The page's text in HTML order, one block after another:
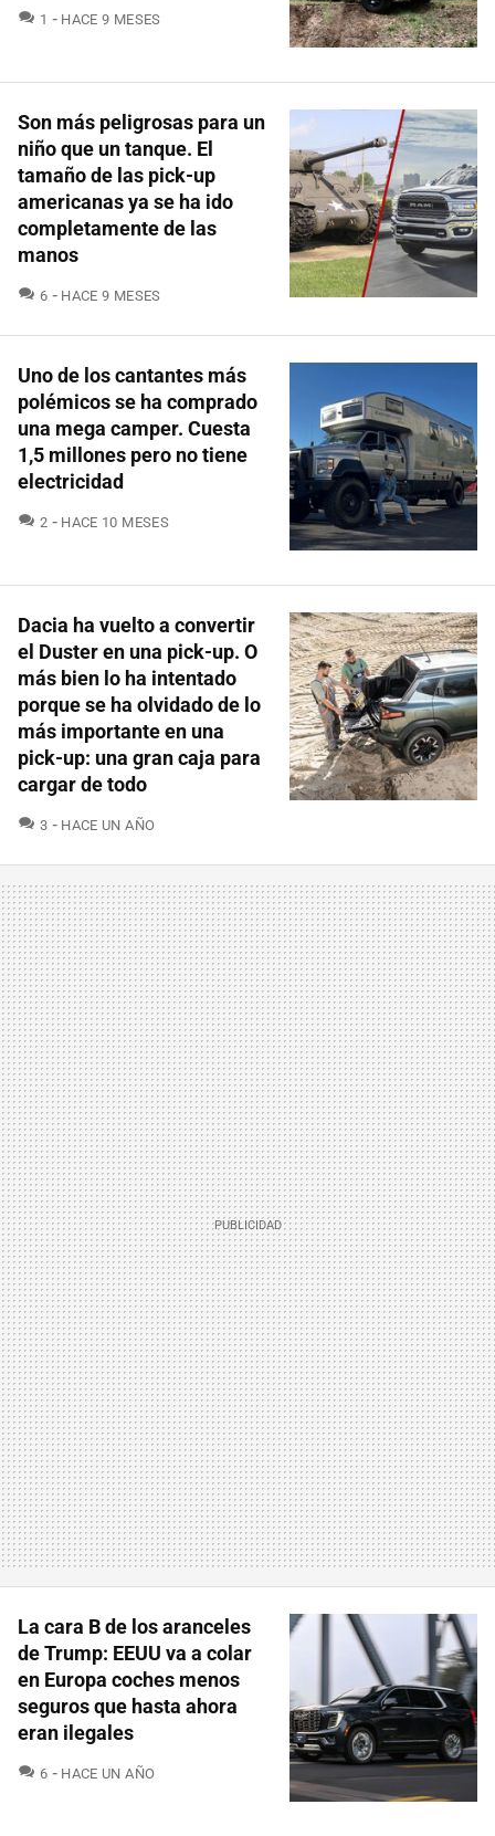
1 COMENTARIOS
HACE 9 MESES
Son más peligrosas para un
niño que un tanque. El
tamaño de las pick-up
americanas ya se ha ido
completamente de las
manos
6 COMENTARIOS
HACE 9 MESES
Uno de los cantantes más
polémicos se ha comprado
una mega camper. Cuesta
1,5 millones pero no tiene
electricidad
2 COMENTARIOS
HACE 10 MESES
Dacia ha vuelto a convertir
el Duster en una pick-up. O
más bien lo ha intentado
porque se ha olvidado de lo
más importante en una
pick-up: una gran caja para
cargar de todo
3 COMENTARIOS
HACE UN AÑO
La cara B de los aranceles
de Trump: EEUU va a colar
en Europa coches menos
seguros que hasta ahora
eran ilegales
6 COMENTARIOS
HACE UN AÑO